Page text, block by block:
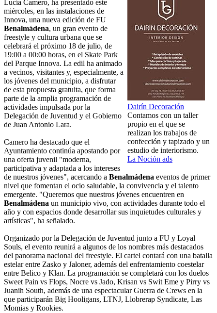
Dairín Decoración
Contamos con un taller
propio en el que se
realizan los trabajos de
confección y tapizado y un
estudio de interiorismo.
La Noción ads
Lucía Camero, ha presentado este
miércoles, en las instalaciones de
Innova, una nueva edición de FU
Benalmádena, un gran evento de
freestyle y cultura urbana que se
celebrará el próximo 18 de julio, de
19:00 a 00:00 horas, en el Skate Park
del Parque Innova. La edil ha animado
a vecinos, visitantes y, especialmente, a
los jóvenes del municipio, a disfrutar
de esta propuesta gratuita, que forma
parte de la amplia programación de
actividades impulsada por la
Delegación de Juventud y el Gobierno
de Juan Antonio Lara.
Camero ha destacado que el
Ayuntamiento continúa apostando por
una oferta juvenil "moderna,
participativa y adaptada a los intereses
de nuestros jóvenes", acercando a Benalmádena eventos de primer
nivel que fomentan el ocio saludable, la convivencia y el talento
emergente. "Queremos que nuestros jóvenes encuentren en
Benalmádena un municipio vivo, con actividades durante todo el
año y con espacios donde desarrollar sus inquietudes culturales y
artísticas", ha señalado.
Organizado por la Delegación de Juventud junto a FU y Loyal
Souls, el evento reunirá a algunos de los nombres más destacados
del panorama nacional del freestyle. El cartel contará con una batalla
estelar entre Zasko y Jaloner, además del enfrentamiento coestelar
entre Belico y Klan. La programación se completará con los duelos
Sweet Pain vs Flops, Nocre vs Jado, Krisan vs Swit Eme y Pirry vs
Juanih South, además de una espectacular Guerra de Crews en la
que participarán Big Hooligans, LTNJ, Llobrerap Syndicate, Las
Momias y Rookies.